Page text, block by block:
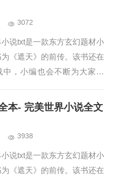
3072
说txt是一款东方玄幻题材小
《遮天》的前传。该书还在
中，小编也会不断为大家更
站，新章节出来，小编会第一
本- 完美世界小说全文
3938
说txt是一款东方玄幻题材小
《遮天》的前传。该书还在